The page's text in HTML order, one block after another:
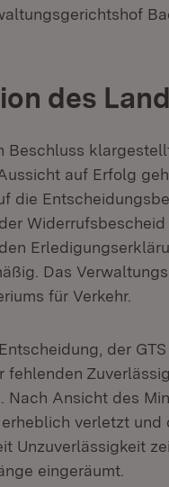
des
Beschluss
auf Erfolg
die
Das
für Verkehr.
der
fehlenden
Ansicht des
verletzt und
Unzuverlässigkeit
eingeräumt.